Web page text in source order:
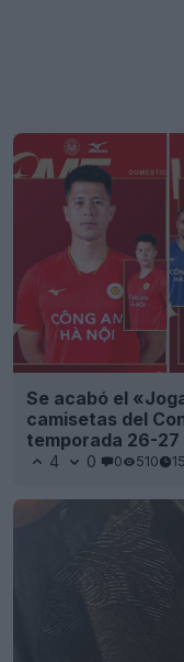
Se acabó el
camisetas del
temporada 26-27
4 0 0 510